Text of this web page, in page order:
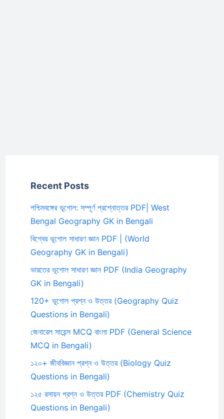
Recent Posts
পশ্চিমবঙ্গের ভূগোল: সম্পূর্ণ প্রশ্নোত্তর PDF| West
Bengal Geography GK in Bengali
বিশ্বের ভূগোল সাধারণ জ্ঞান PDF | (World
Geography GK in Bengali)
ভারতের ভূগোল সাধারণ জ্ঞান PDF (India Geography
GK in Bengali)
120+ ভূগোল প্রশ্ন ও উত্তর (Geography Quiz
Questions in Bengali)
জেনারেল সায়েন্স MCQ বাংলা PDF (General Science
MCQ in Bengali)
১২০+ জীববিজ্ঞান প্রশ্ন ও উত্তর (Biology Quiz
Questions in Bengali)
১২৫ রসায়ন প্রশ্ন ও উত্তর PDF (Chemistry Quiz
Questions in Bengali)